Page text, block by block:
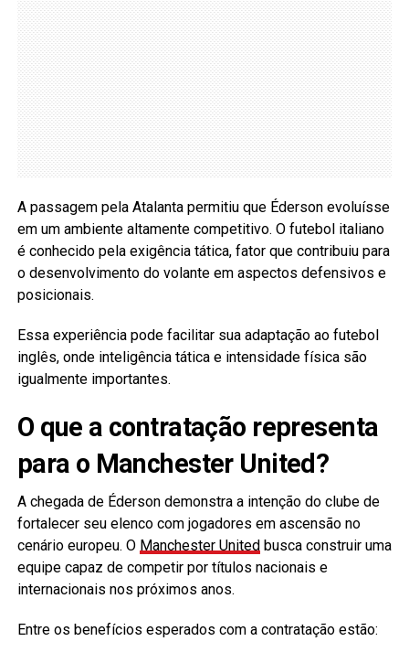
A passagem pela Atalanta permitiu que Éderson evoluísse
em um ambiente altamente competitivo. O futebol italiano
é conhecido pela exigência tática, fator que contribuiu para
o desenvolvimento do volante em aspectos defensivos e
posicionais.
Essa experiência pode facilitar sua adaptação ao futebol
inglês, onde inteligência tática e intensidade física são
igualmente importantes.
O que a contratação representa
para o Manchester United?
A chegada de Éderson demonstra a intenção do clube de
fortalecer seu elenco com jogadores em ascensão no
cenário europeu. O Manchester Unitedbusca construir uma
equipe capaz de competir por títulos nacionais e
internacionais nos próximos anos.
Entre os benefícios esperados com a contratação estão: